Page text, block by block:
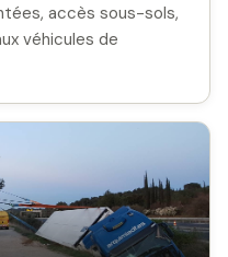
accès sous-sols,
véhicules de